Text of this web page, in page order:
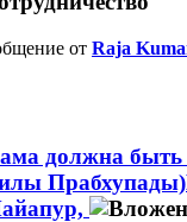
от Raja
должна быть